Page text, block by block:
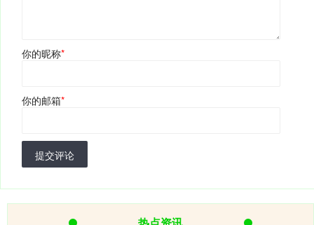
你的昵称*
你的邮箱*
提交评论